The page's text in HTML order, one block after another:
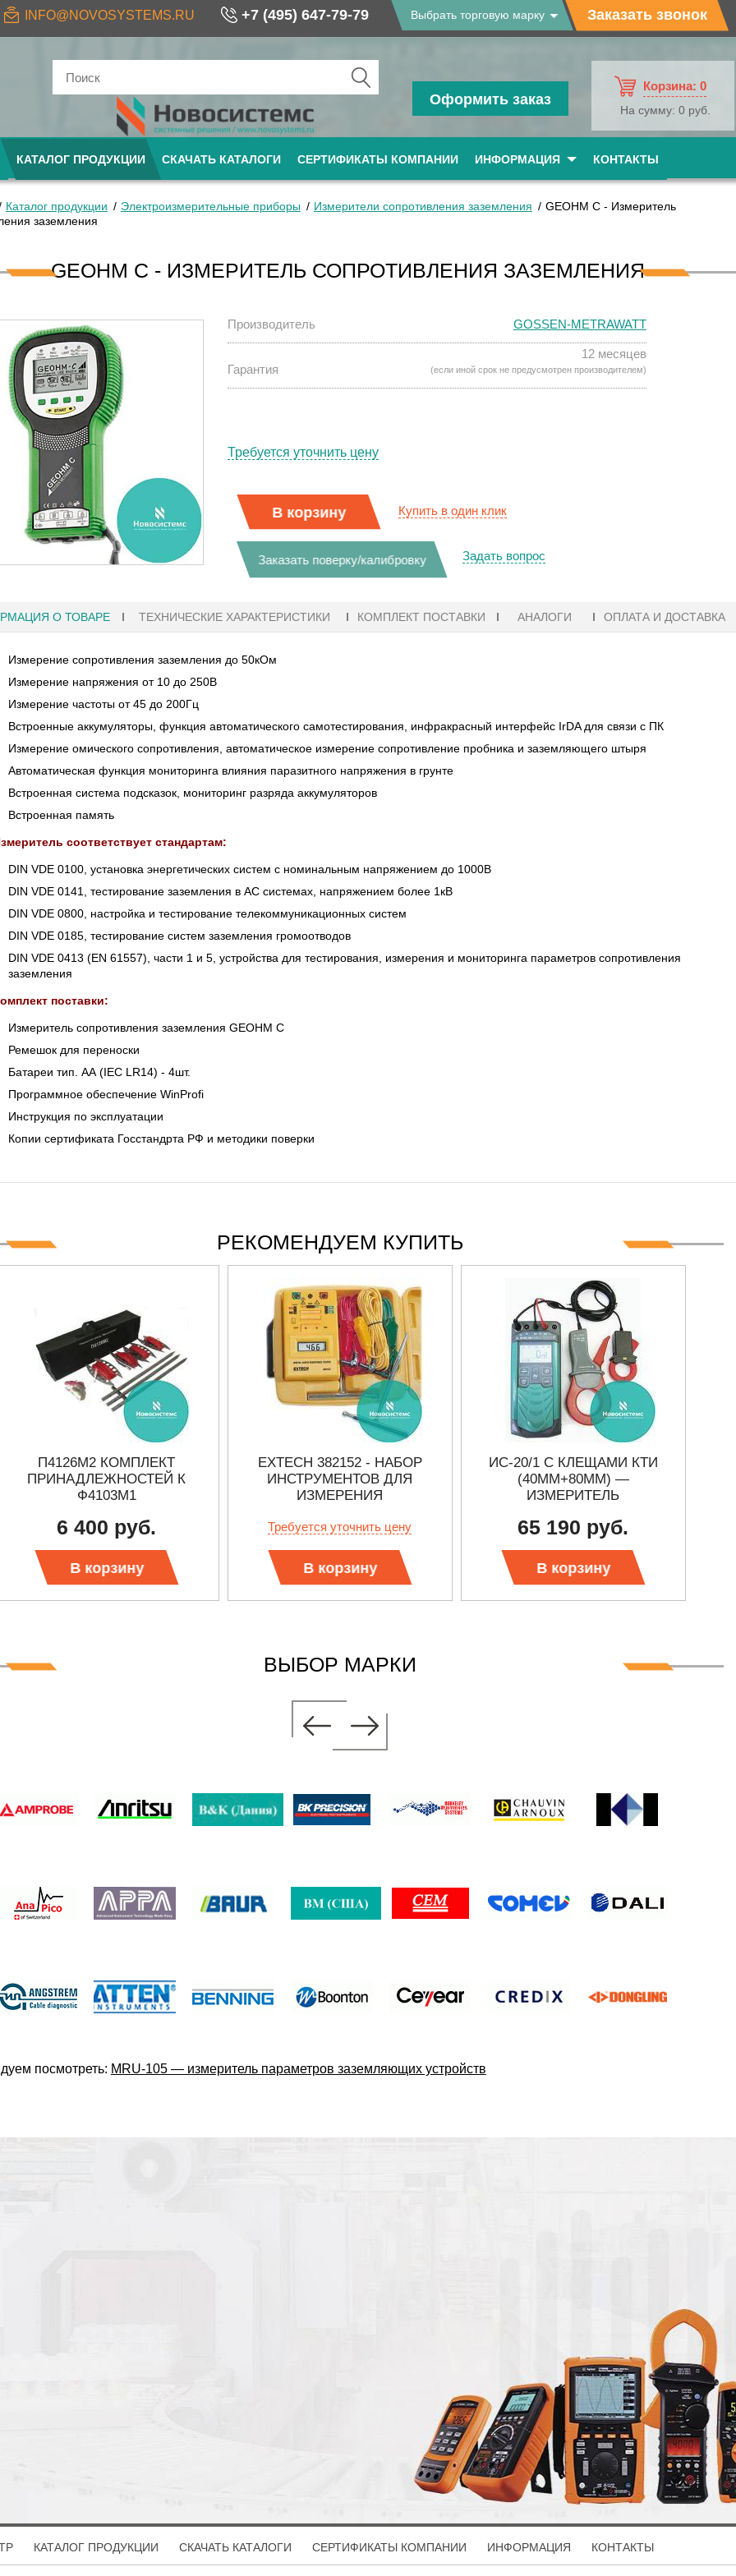
INFO@NOVOSYSTEMS.RU +7 (495) 647-79-79 Выбрать торговую марку Заказать звонок
Оформить заказ
Корзина: 0
На сумму: 0 руб.
КАТАЛОГ ПРОДУКЦИИ СКАЧАТЬ КАТАЛОГИ СЕРТИФИКАТЫ КОМПАНИИ ИНФОРМАЦИЯ КОНТАКТЫ
UXR
27.01.2023 10:06
В НАЛИЧИИ! ZVH8, АНАЛИЗАТОР
(ГОСРЕЕСТР РФ)
Каталог продукции Электроизмерительные приборы Измерители сопротивления заземления
GEOHM C - Измеритель
заземления
GEOHM C - ИЗМЕРИТЕЛЬ СОПРОТИВЛЕНИЯ ЗАЗЕМЛЕНИЯ
Производитель GOSSEN-METRAWATT
Гарантия
12 месяцев
(если иной срок не предусмотрен производителем)
Требуется уточнить цену
В корзину Купить в один клик
Заказать поверку/калибровку Задать вопрос
О ТОВАРЕ ТЕХНИЧЕСКИЕ ХАРАКТЕРИСТИКИ КОМПЛЕКТ ПОСТАВКИ АНАЛОГИ ОПЛАТА И ДОСТАВКА
Измерение сопротивления заземления до 50кОм
Измерение напряжения от 10 до 250В
Измерение частоты от 45 до 200Гц
Встроенные аккумуляторы, функция автоматического самотестирования, инфракрасный интерфейс IrDA для связи с ПК
Измерение омического сопротивления, автоматическое измерение сопротивление пробника и заземляющего штыря
Автоматическая функция мониторинга влияния паразитного напряжения в грунте
Встроенная система подсказок, мониторинг разряда аккумуляторов
Встроенная память
соответствует стандартам:
DIN VDE 0100, установка энергетических систем с номинальным напряжением до 1000В
DIN VDE 0141, тестирование заземления в АС системах, напряжением более 1кВ
DIN VDE 0800, настройка и тестирование телекоммуникационных систем
DIN VDE 0185, тестирование систем заземления громоотводов
DIN VDE 0413 (EN 61557), части 1 и 5, устройства для тестирования, измерения и мониторинга параметров сопротивления
заземления
поставки:
Измеритель сопротивления заземления GEOHM C
Ремешок для переноски
Батареи тип. АА (IEC LR14) - 4шт.
Программное обеспечение WinProfi
Инструкция по эксплуатации
Копии сертификата Госстандрта РФ и методики поверки
РЕКОМЕНДУЕМ КУПИТЬ
П4126М2 КОМПЛЕКТ
ПРИНАДЛЕЖНОСТЕЙ К
Ф4103М1
6 400 руб.
В корзину
EXTECH 382152 - НАБОР
ИНСТРУМЕНТОВ ДЛЯ
ИЗМЕРЕНИЯ
ЗАЗЕМЛЕНИЯ
Требуется уточнить цену
В корзину
ИС-20/1 С КЛЕЩАМИ КТИ
(40ММ+80ММ) —
ИЗМЕРИТЕЛЬ
ЗАЗЕМЛЕНИЯ
65 190 руб.
В корзину
ВЫБОР МАРКИ
посмотреть: MRU-105 — измеритель параметров заземляющих устройств
КАТАЛОГ ПРОДУКЦИИ СКАЧАТЬ КАТАЛОГИ СЕРТИФИКАТЫ КОМПАНИИ ИНФОРМАЦИЯ КОНТАКТЫ